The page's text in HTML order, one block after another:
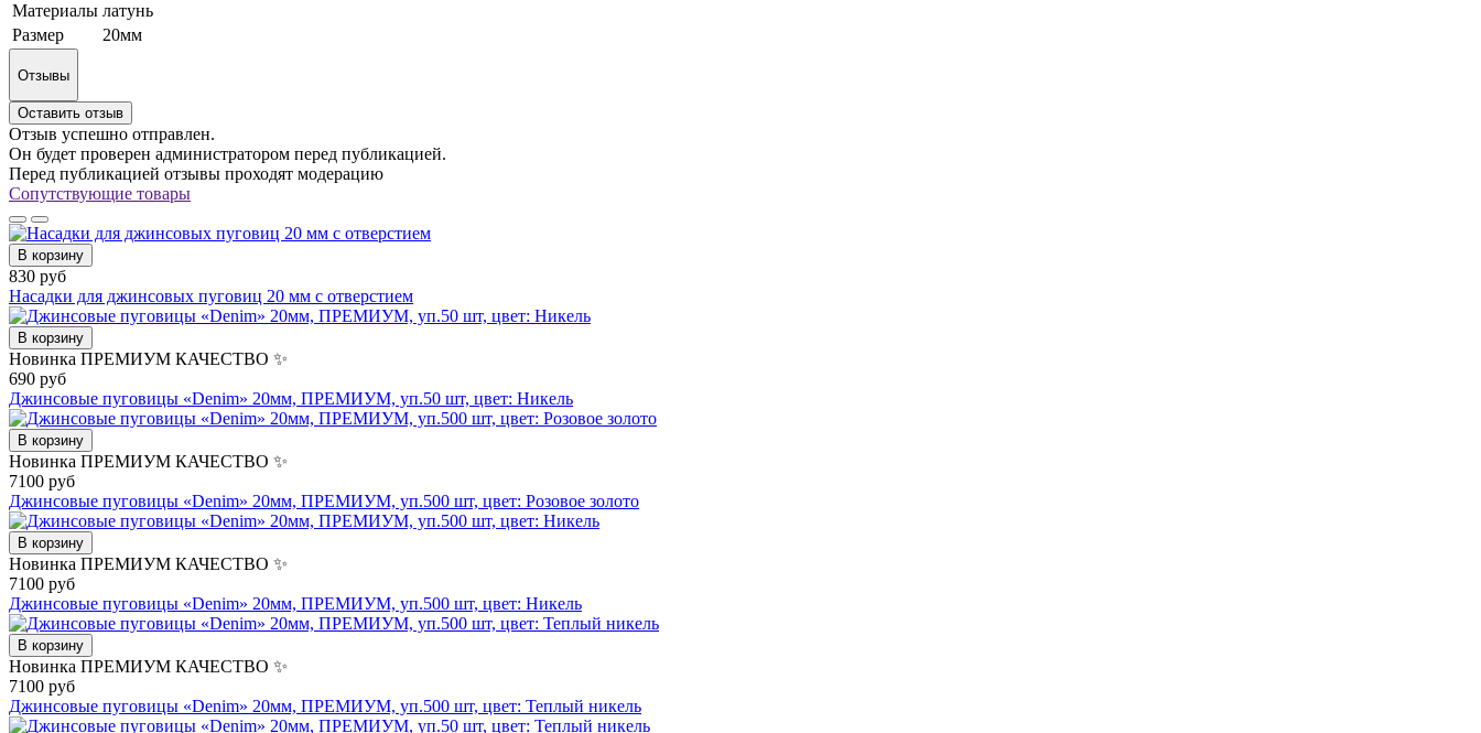
Материалы латунь
Размер
20мм
Отзывы
Оставить отзыв
Отзыв успешно отправлен.
Он будет проверен администратором перед публикацией.
Перед публикацией отзывы проходят модерацию
Сопутствующие товары
В корзину
830 руб
Насадки для джинсовых пуговиц 20 мм с отверстием
В корзину
Новинка ПРЕМИУМ КАЧЕСТВО ✨
690 руб
Джинсовые пуговицы «Denim» 20мм, ПРЕМИУМ, уп.50 шт, цвет: Никель
В корзину
Новинка ПРЕМИУМ КАЧЕСТВО ✨
7100 руб
Джинсовые пуговицы «Denim» 20мм, ПРЕМИУМ, уп.500 шт, цвет: Розовое золото
В корзину
Новинка ПРЕМИУМ КАЧЕСТВО ✨
7100 руб
Джинсовые пуговицы «Denim» 20мм, ПРЕМИУМ, уп.500 шт, цвет: Никель
В корзину
Новинка ПРЕМИУМ КАЧЕСТВО ✨
7100 руб
Джинсовые пуговицы «Denim» 20мм, ПРЕМИУМ, уп.500 шт, цвет: Теплый никель